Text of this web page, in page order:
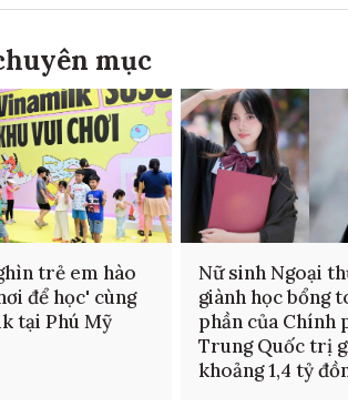
mục
trẻ em hào
để học' cùng
tại Phú Mỹ
Nữ sinh Ngoại
giành học bổng
phần của Chính
Trung Quốc trị
khoảng 1,4 tỷ